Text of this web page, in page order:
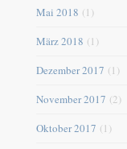
Mai 2018 (1)
März 2018 (1)
Dezember 2017 (1)
November 2017 (2)
Oktober 2017 (1)